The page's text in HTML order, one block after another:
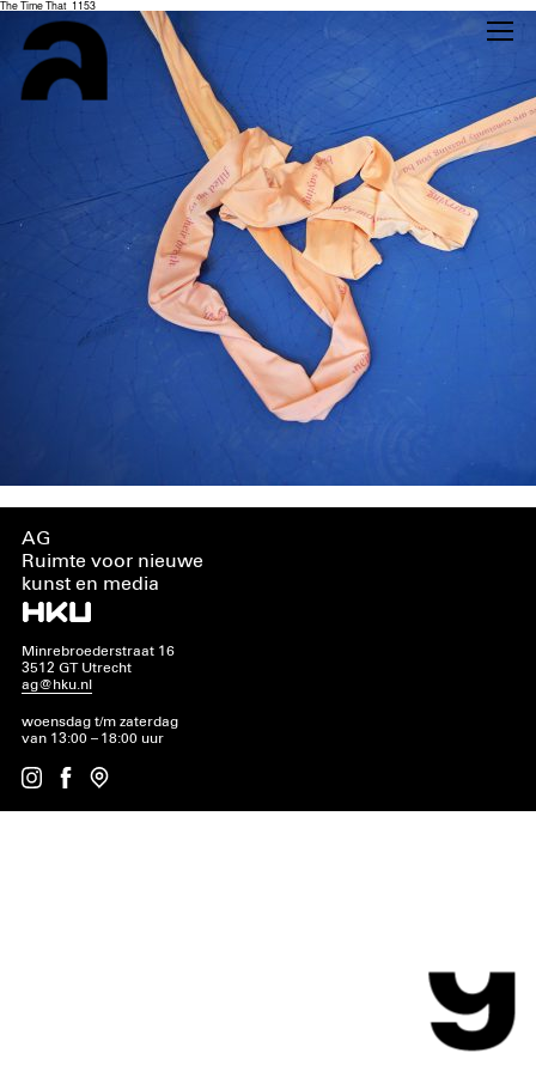
The Time That_1153
AG
Ruimte voor nieuwe
kunst en media
Minrebroederstraat 16
3512 GT Utrecht
ag@hku.nl
woensdag t/m zaterdag
van 13:00 – 18:00 uur